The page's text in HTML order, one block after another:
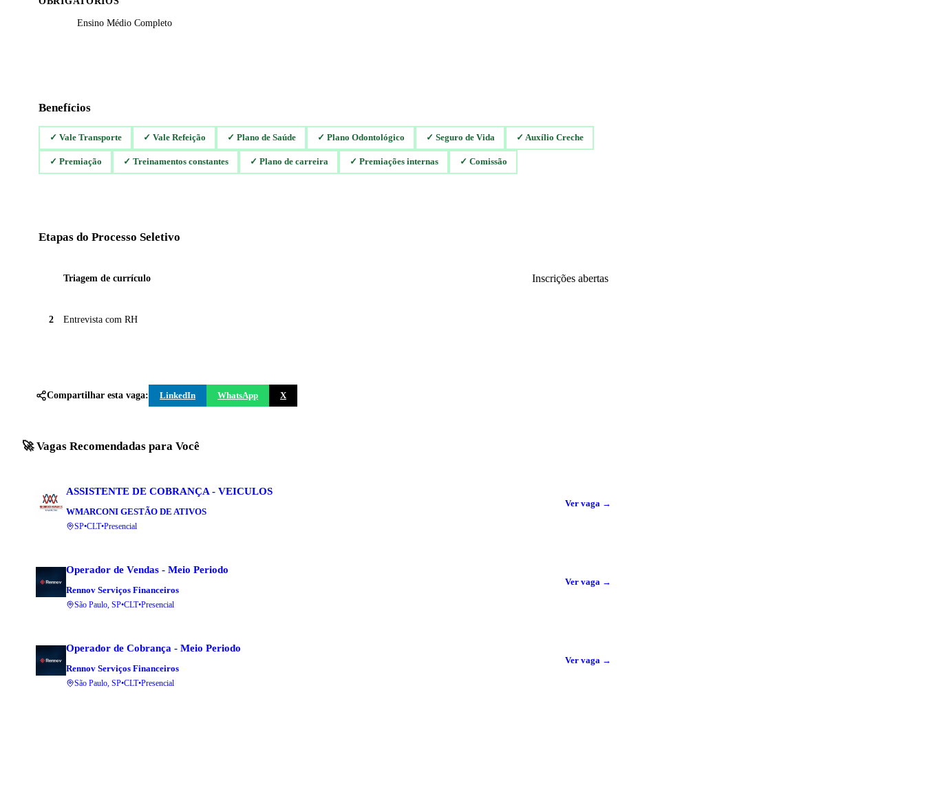
Ensino Médio Completo
Benefícios
✓ Vale Transporte ✓ Vale Refeição ✓ Plano de Saúde ✓ Plano Odontológico ✓ Seguro de Vida ✓ Auxílio Creche
✓ Premiação ✓ Treinamentos constantes ✓ Plano de carreira ✓ Premiações internas ✓ Comissão
Etapas do Processo Seletivo
Triagem de currículo Inscrições abertas
2 Entrevista com RH
Compartilhar esta vaga: LinkedIn WhatsApp X
🚀 Vagas Recomendadas para Você
ASSISTENTE DE COBRANÇA - VEICULOS
WMARCONI GESTÃO DE ATIVOS
SP•CLT•Presencial
Ver vaga →
Operador de Vendas - Meio Periodo
Rennov Serviços Financeiros
São Paulo, SP•CLT•Presencial
Ver vaga →
Operador de Cobrança - Meio Periodo
Rennov Serviços Financeiros
São Paulo, SP•CLT•Presencial
Ver vaga →